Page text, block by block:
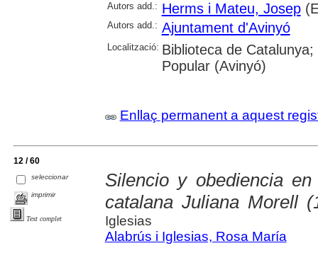
Autors add.: Herms i Mateu, Josep
Autors add.: Ajuntament d'Avinyó
Localització: Biblioteca de
Popular (Avinyó)
Enllaç permanent a aquest
12 / 60
seleccionar
imprimir
Text complet
Silencio y obediencia
catalana Juliana Morell
Iglesias
Alabrús i Iglesias, Rosa María